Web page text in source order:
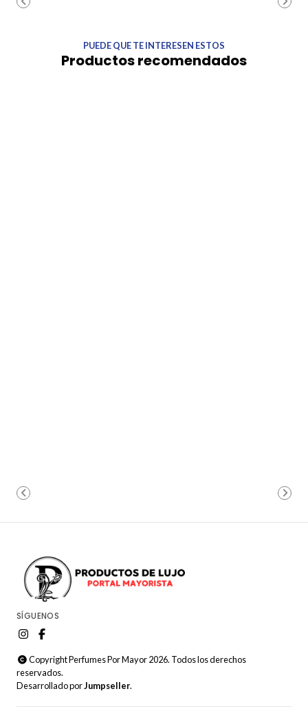
PUEDE QUE TE INTERESEN ESTOS
Productos recomendados
SÍGUENOS
Copyright Perfumes Por Mayor 2026. Todos los derechos
reservados.
Desarrollado porJumpseller.